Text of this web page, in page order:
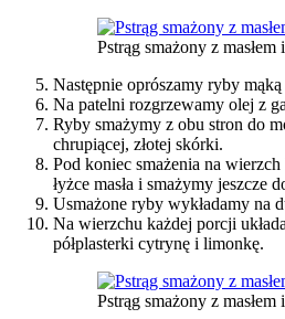
Pstrąg smażony z
Następnie oprószamy ryby
Na patelni rozgrzewamy olej z
Ryby smażymy z obu stron do
chrupiącej, złotej skórki.
Pod koniec smażenia na
łyżce masła i smażymy jeszcze
Usmażone ryby wykładamy na
Na wierzchu każdej porcji
półplasterki cytrynę i limonkę.
Pstrąg smażony z